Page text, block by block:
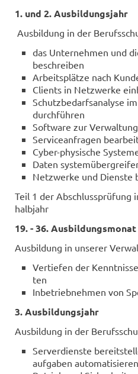
1. und 2. Aus­bil­dungs­jahr
Aus­bil­dung in der
das Un­ter­neh­men und
be­schrei­ben
Ar­beits­plät­ze nach
Cli­ents in Netz­wer­ke
Schutz­be­darfs­ana­ly­se
durch­füh­ren
Soft­ware zur
Ser­vice­an­fra­gen
Cyber-​physische
Daten
Netz­wer­ke und Diens­te
Teil 1 der
halb­jahr
19. - 36. Aus­bil­dungs­mo­nat
Aus­bil­dung in un­se­rer
Ver­tie­fen der
ten
In­be­trieb­neh­men von
3. Aus­bil­dungs­jahr
Aus­bil­dung in der
Ser­ver­diens­te
auf­ga­ben au­to­ma­ti­sie­ren